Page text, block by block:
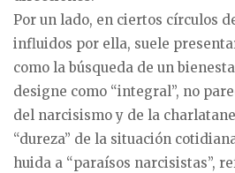
Por un lado, en ciertos círculos
influidos por ella, suele
como la búsqueda de un
designe como “integral”, no
del narcisismo y de la
“dureza” de la situación
huida a “paraísos narcisistas”,